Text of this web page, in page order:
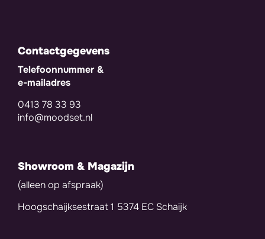
Contactgegevens
Telefoonnummer &
e-mailadres
0413 78 33 93
info@moodset.nl
Showroom & Magazijn
(alleen op afspraak)
Hoogschaijksestraat 1 5374 EC Schaijk